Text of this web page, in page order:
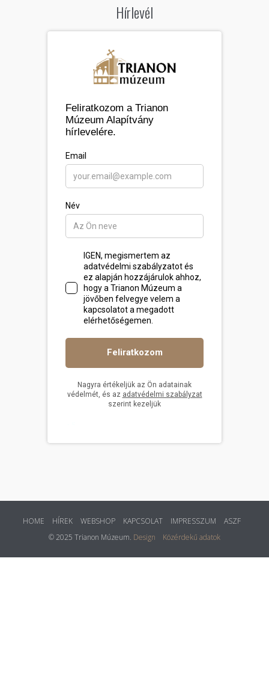
Hírlevél
HOME HÍREK WEBSHOP KAPCSOLAT IMPRESSZUM
ASZF
© 2025 Trianon Múzeum. Design Közérdekű adatok